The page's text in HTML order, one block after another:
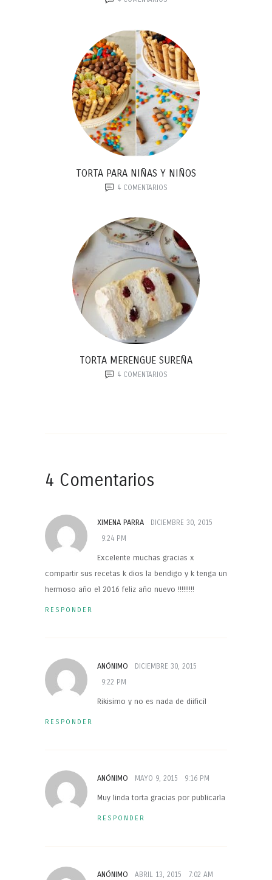
TORTA PARA NIÑAS Y NIÑOS
4COMENTARIOS
TORTA MERENGUE SUREÑA
4COMENTARIOS
4 Comentarios
XIMENA PARRA
DICIEMBRE 30, 2015
9:24 PM
Excelente muchas gracias x
compartir sus recetas k dios la bendigo y k tenga un
hermoso año el 2016 feliz año nuevo !!!!!!!!!
RESPONDER
ANÓNIMO
DICIEMBRE 30, 2015
9:22 PM
Rikisimo y no es nada de diificil
RESPONDER
ANÓNIMO MAYO 9, 2015 9:16 PM
Muy linda torta gracias por publicarla
RESPONDER
ANÓNIMO ABRIL 13, 2015 7:02 AM